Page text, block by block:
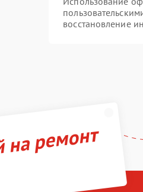
восстановление
ремонт